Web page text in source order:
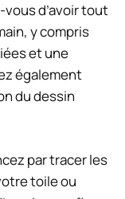
d’avoir tout
y compris
et une
également
du dessin
par tracer les
toile ou